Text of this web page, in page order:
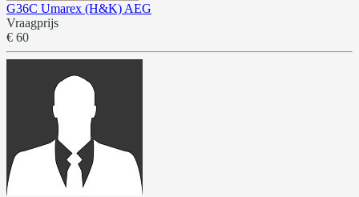
G36C Umarex (H&K) AEG
Vraagprijs
€ 60